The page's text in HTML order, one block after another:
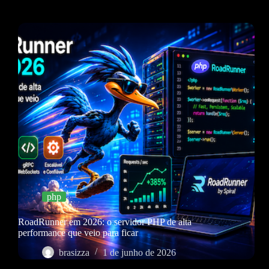
php
RoadRunner em 2026: o servidor PHP de alta
performance que veio para ficar
brasizza
1 de junho de 2026